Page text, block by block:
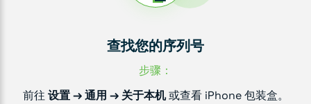
查找您的序列号
步骤：
前往设置 → 通用 → 关于本机或查看 iPhone 包装盒。